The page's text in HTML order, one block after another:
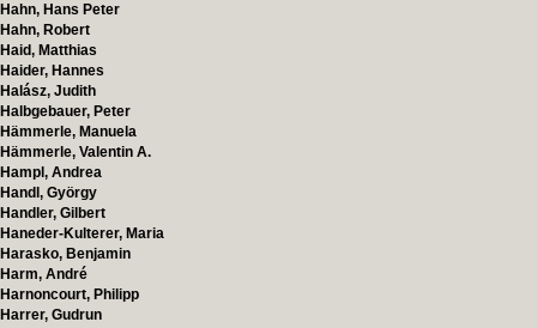
Hahn, Hans Peter
Hahn, Robert
Haid, Matthias
Haider, Hannes
Halász, Judith
Halbgebauer, Peter
Hämmerle, Manuela
Hämmerle, Valentin A.
Hampl, Andrea
Handl, György
Handler, Gilbert
Haneder-Kulterer, Maria
Harasko, Benjamin
Harm, André
Harnoncourt, Philipp
Harrer, Gudrun